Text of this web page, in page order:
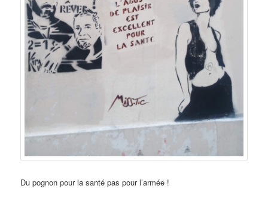
Du pognon pour la santé pas pour l’armée !